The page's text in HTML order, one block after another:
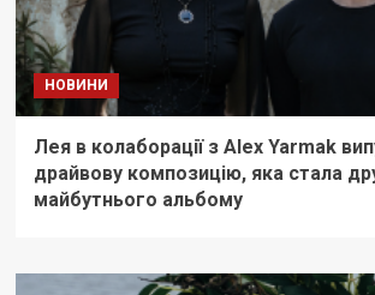
НОВИНИ
Лея в колаборації з Alex Yarmak
драйвову композицію, яка стала
майбутнього альбому